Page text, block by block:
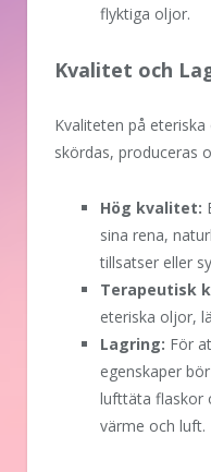
flyktiga oljor.
Kvalitet och
Kvaliteten på
skördas, produceras
Hög kvalitet:
sina rena,
tillsatser eller
Terapeutisk
eteriska oljor,
Lagring: För
egenskaper
lufttäta flaskor
värme och luft.